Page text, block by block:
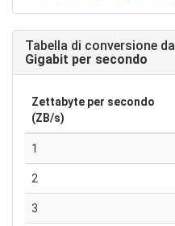
Tabella di conversione da
Gigabit per secondo
Zettabyte per secondo
(ZB/s)
1
2
3